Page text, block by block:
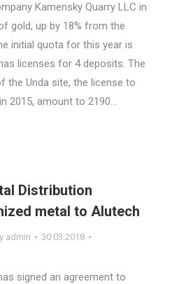
Kamensky Quarry LLC in
gold, up by 18% from the
initial quota for this year is
licenses for 4 deposits. The
the Unda site, the license to
2015, amount to 2190…
Distribution
metal to Alutech
admin
30.03.2018
signed an agreement to